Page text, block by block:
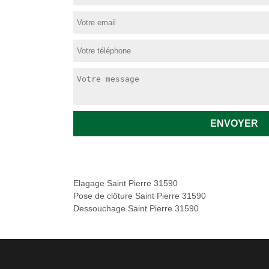
Elagage Saint Pierre 31590
Pose de clôture Saint Pierre 31590
Dessouchage Saint Pierre 31590